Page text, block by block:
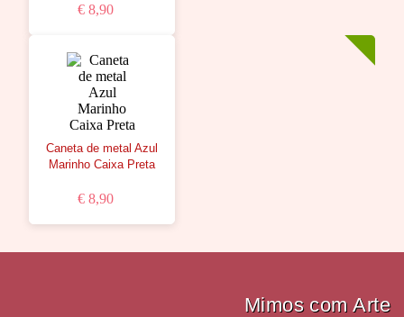
€ 8,90
Caneta de metal Azul
Marinho Caixa Preta
€ 8,90
Mimos com Arte